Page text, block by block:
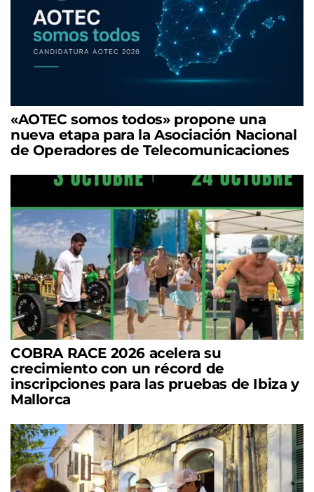
«AOTEC somos todos» propone una
nueva etapa para la Asociación Nacional
de Operadores de Telecomunicaciones
COBRA RACE 2026 acelera su
crecimiento con un récord de
inscripciones para las pruebas de Ibiza y
Mallorca